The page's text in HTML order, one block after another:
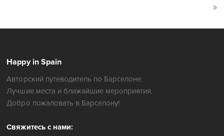
Happy in Spain
Авторский путеводитель по Барселоне.
Лучшие места и ближайшие мероприятия.
Добро пожаловать в Барселону!
Свяжитесь с нами: